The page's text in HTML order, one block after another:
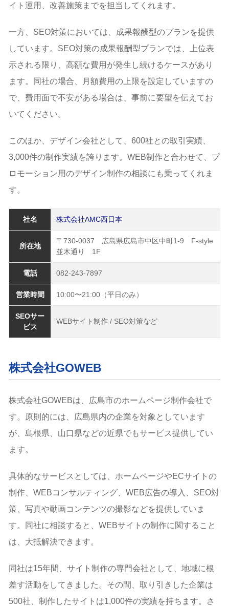
イト運用、改善施策までを担当してくれます。
一方、SEO対策においては、成果報酬型のプランを提供
しています。SEO対策の成果報酬型プランでは、上位表
示される限り、高額な費用が発生し続けるケースがあり
ます。同社の場合、月額費用の上限を設定していますの
で、費用面で不安がある場合は、事前に要望を伝えてお
いてください。
このほか、デザイン会社として、600社との取引実績、
3,000件の制作実績を誇ります。WEB制作と合わせて、プ
ロモーション用のデザイン制作の相談にも乗ってくれま
す。
社名 株式会社AMC西日本
所在地
〒730-0037 広島県広島市中区中町1-9 F-style
並木通り 1F
電話 082-243-7897
営業時間 10:00〜21:00（平日のみ）
SEOサー
ビス
WEBサイト制作 / SEO対策など
株式会社GOWEB
株式会社GOWEBは、広島市のホームページ制作会社で
す。原則的には、広島県内の企業を対象としています
が、島根県、山口県などの近県でもサービス提供してい
ます。
具体的なサービスとしては、ホームページやECサイトの
制作、WEBコンサルティング、WEB広告の導入、SEO対
策、写真や動画コンテンツの撮影などを提供していま
す。同社に相談すると、WEBサイトの制作に関すること
は、大抵解決できます。
同社は15年間、サイト制作の専門会社として、地域に根
差す活動をしてきました。その間、取り引きした企業は
500社、制作したサイトは1,000件の実績を持ちます。さ